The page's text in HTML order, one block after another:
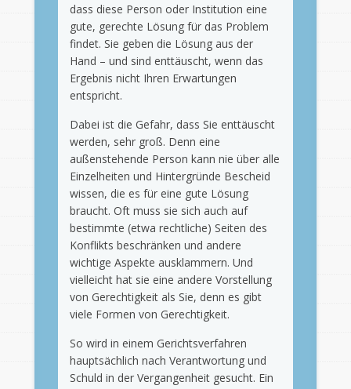
dass diese Person oder Institution eine
gute, gerechte Lösung für das Problem
findet. Sie geben die Lösung aus der
Hand – und sind enttäuscht, wenn das
Ergebnis nicht Ihren Erwartungen
entspricht.
Dabei ist die Gefahr, dass Sie enttäuscht
werden, sehr groß. Denn eine
außenstehende Person kann nie über alle
Einzelheiten und Hintergründe Bescheid
wissen, die es für eine gute Lösung
braucht. Oft muss sie sich auch auf
bestimmte (etwa rechtliche) Seiten des
Konflikts beschränken und andere
wichtige Aspekte ausklammern. Und
vielleicht hat sie eine andere Vorstellung
von Gerechtigkeit als Sie, denn es gibt
viele Formen von Gerechtigkeit.
So wird in einem Gerichtsverfahren
hauptsächlich nach Verantwortung und
Schuld in der Vergangenheit gesucht. Ein